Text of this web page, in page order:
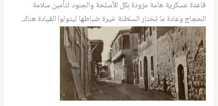
قاعدة عسكرية هامة مزودة بكل الأسلحة والجنود لتأمين سلامة
الحجاج وعادة ما تختار السلطنة خيرة ضباطها ليتولوا القيادة هناك.